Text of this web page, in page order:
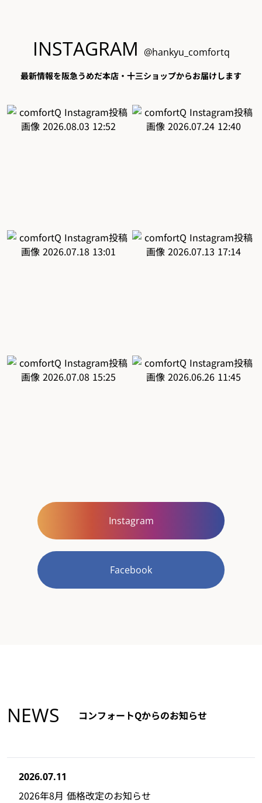
INSTAGRAM @hankyu_comfortq
最新情報を阪急うめだ本店・十三ショップからお届けします
Instagram
Facebook
NEWS コンフォートQからのお知らせ
2026.07.11
2026年8月 価格改定のお知らせ